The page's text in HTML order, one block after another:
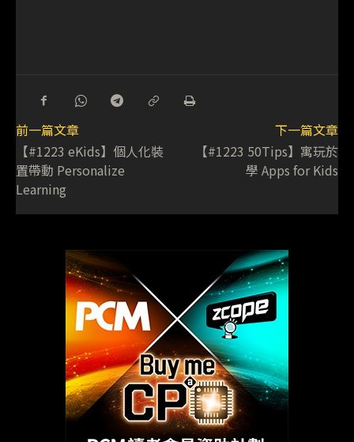
前一篇文章
【#1223 eKids】個人化裝
置帶動 Personalize
Learning
下一篇文章
【#1223 50Tips】寓玩於
學 Apps for Kids